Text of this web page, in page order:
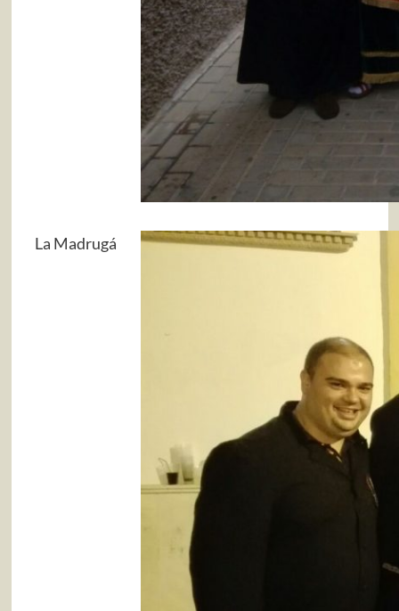
La Madrugá